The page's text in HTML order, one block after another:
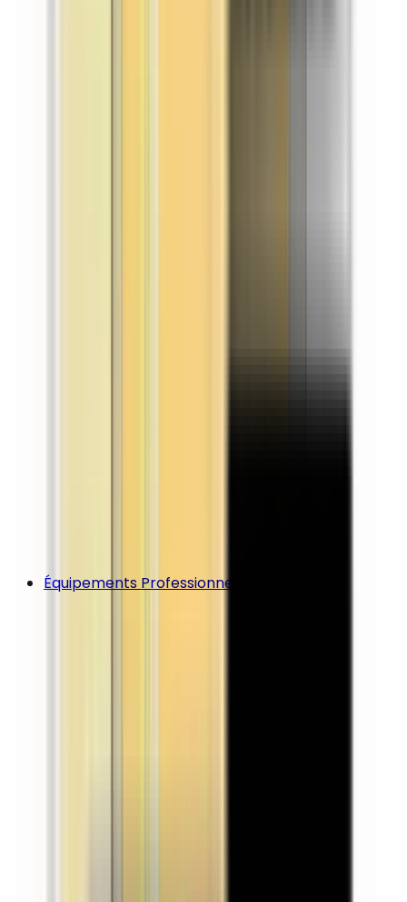
Équipements Professionnels